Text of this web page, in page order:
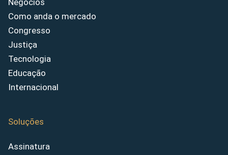
Negócios
Como anda o mercado
Congresso
Justiça
Tecnologia
Educação
Internacional
Soluções
Assinatura